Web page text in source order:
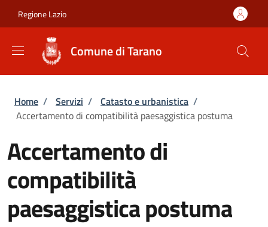
Regione Lazio
Comune di Tarano
Briciole di pane
Home / Servizi / Catasto e urbanistica /
Accertamento di compatibilità paesaggistica postuma
Accertamento di
compatibilità
paesaggistica postuma